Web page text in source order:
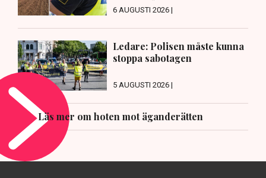
6 AUGUSTI 2026 |
Ledare: Polisen måste kunna
stoppa sabotagen
5 AUGUSTI 2026 |
Läs mer om hoten mot äganderätten